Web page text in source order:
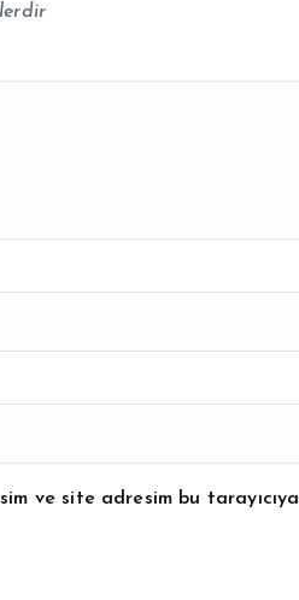
ve site adresim bu tarayıcıya